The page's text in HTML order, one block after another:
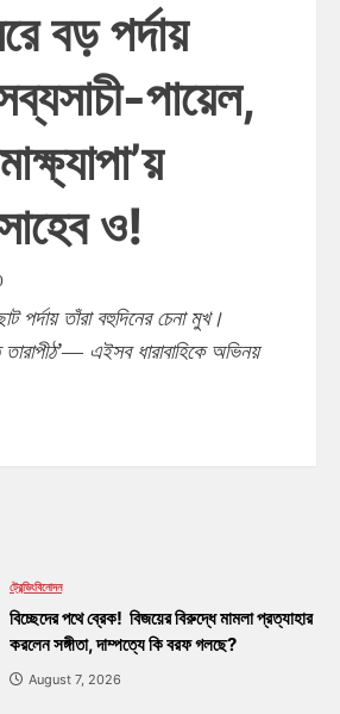
বড় পর্দায়
পায়েল,
ও!
পর্দায় তাঁরা বহুদিনের চেনা মুখ।
তারাপীঠ’— এইসব ধারাবাহিকে অভিনয়
ট্রেন্ডিংবিনোদন
বিচ্ছেদের পথে ব্রেক! বিজয়ের বিরুদ্ধে মামলা প্রত্যাহার
করলেন সঙ্গীতা, দাম্পত্যে কি বরফ গলছে?
August 7, 2026